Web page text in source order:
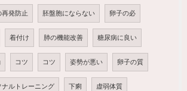
再発防止 胚盤胞にならない 卵子の必
着付け 肺の機能改善 糖尿病に良い
コツ コツ 姿勢が悪い 卵子の質
ナルトレーニング 下痢 虚弱体質